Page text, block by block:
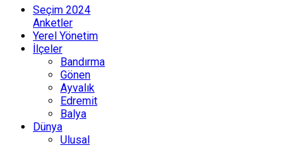
Seçim 2024
Anketler
Yerel Yönetim
İlçeler
Bandırma
Gönen
Ayvalık
Edremit
Balya
Dünya
Ulusal